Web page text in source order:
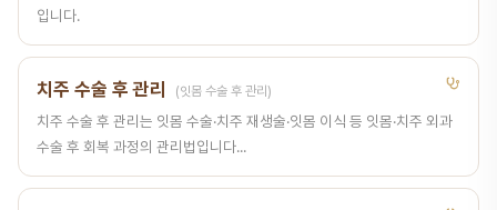
입니다.
치주 수술 후 관리 (잇몸 수술 후 관리)
치주 수술 후 관리는 잇몸 수술·치주 재생술·잇몸 이식 등 잇몸·치주 외과
수술 후 회복 과정의 관리법입니다...